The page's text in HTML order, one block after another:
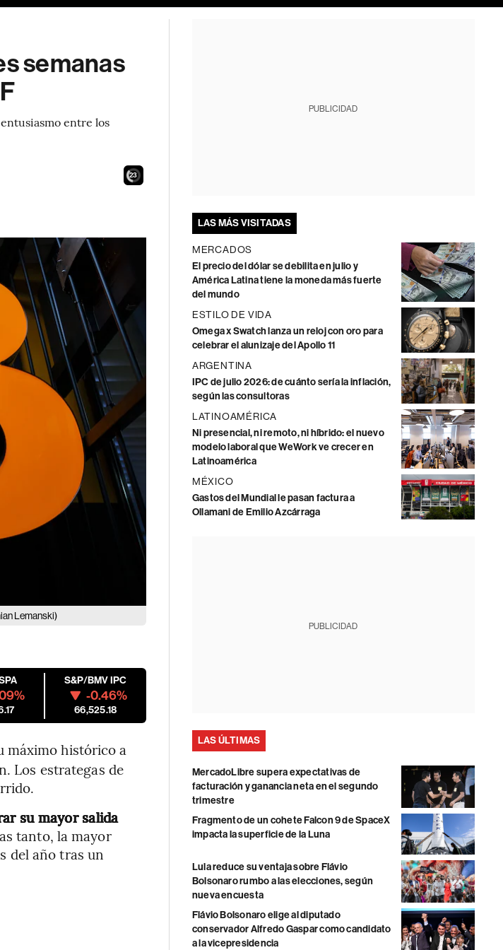
semanas
entre los
22
Lemanski)
S&P/BMV IPC
-0.46%
66,525.18
máximo histórico a
Los estrategas de
su mayor salida
tanto, la mayor
del año tras un
PUBLICIDAD
LAS MÁS VISITADAS
MERCADOS
El precio del dólar se debilita en julio y
América Latina tiene la moneda más fuerte
del mundo
ESTILO DE VIDA
Omega x Swatch lanza un reloj con oro para
celebrar el alunizaje del Apollo 11
ARGENTINA
IPC de julio 2026: de cuánto sería la inflación,
según las consultoras
LATINOAMÉRICA
Ni presencial, ni remoto, ni híbrido: el nuevo
modelo laboral que WeWork ve crecer en
Latinoamérica
MÉXICO
Gastos del Mundial le pasan factura a
Ollamani de Emilio Azcárraga
PUBLICIDAD
LAS ÚLTIMAS
MercadoLibre supera expectativas de
facturación y ganancia neta en el segundo
trimestre
Fragmento de un cohete Falcon 9 de SpaceX
impacta la superficie de la Luna
Lula reduce su ventaja sobre Flávio
Bolsonaro rumbo a las elecciones, según
nueva encuesta
Flávio Bolsonaro elige al diputado
conservador Alfredo Gaspar como candidato
a la vicepresidencia